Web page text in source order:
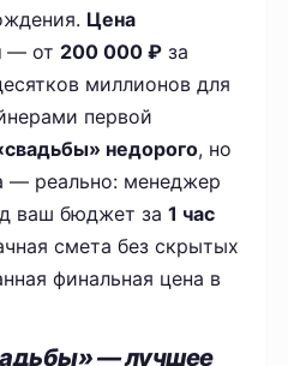
Цена
— от 200 000 ₽ за
миллионов для
первой
недорого, но
— реально: менеджер
ваш бюджет за1 час
смета без скрытых
финальная цена в
— лучшее